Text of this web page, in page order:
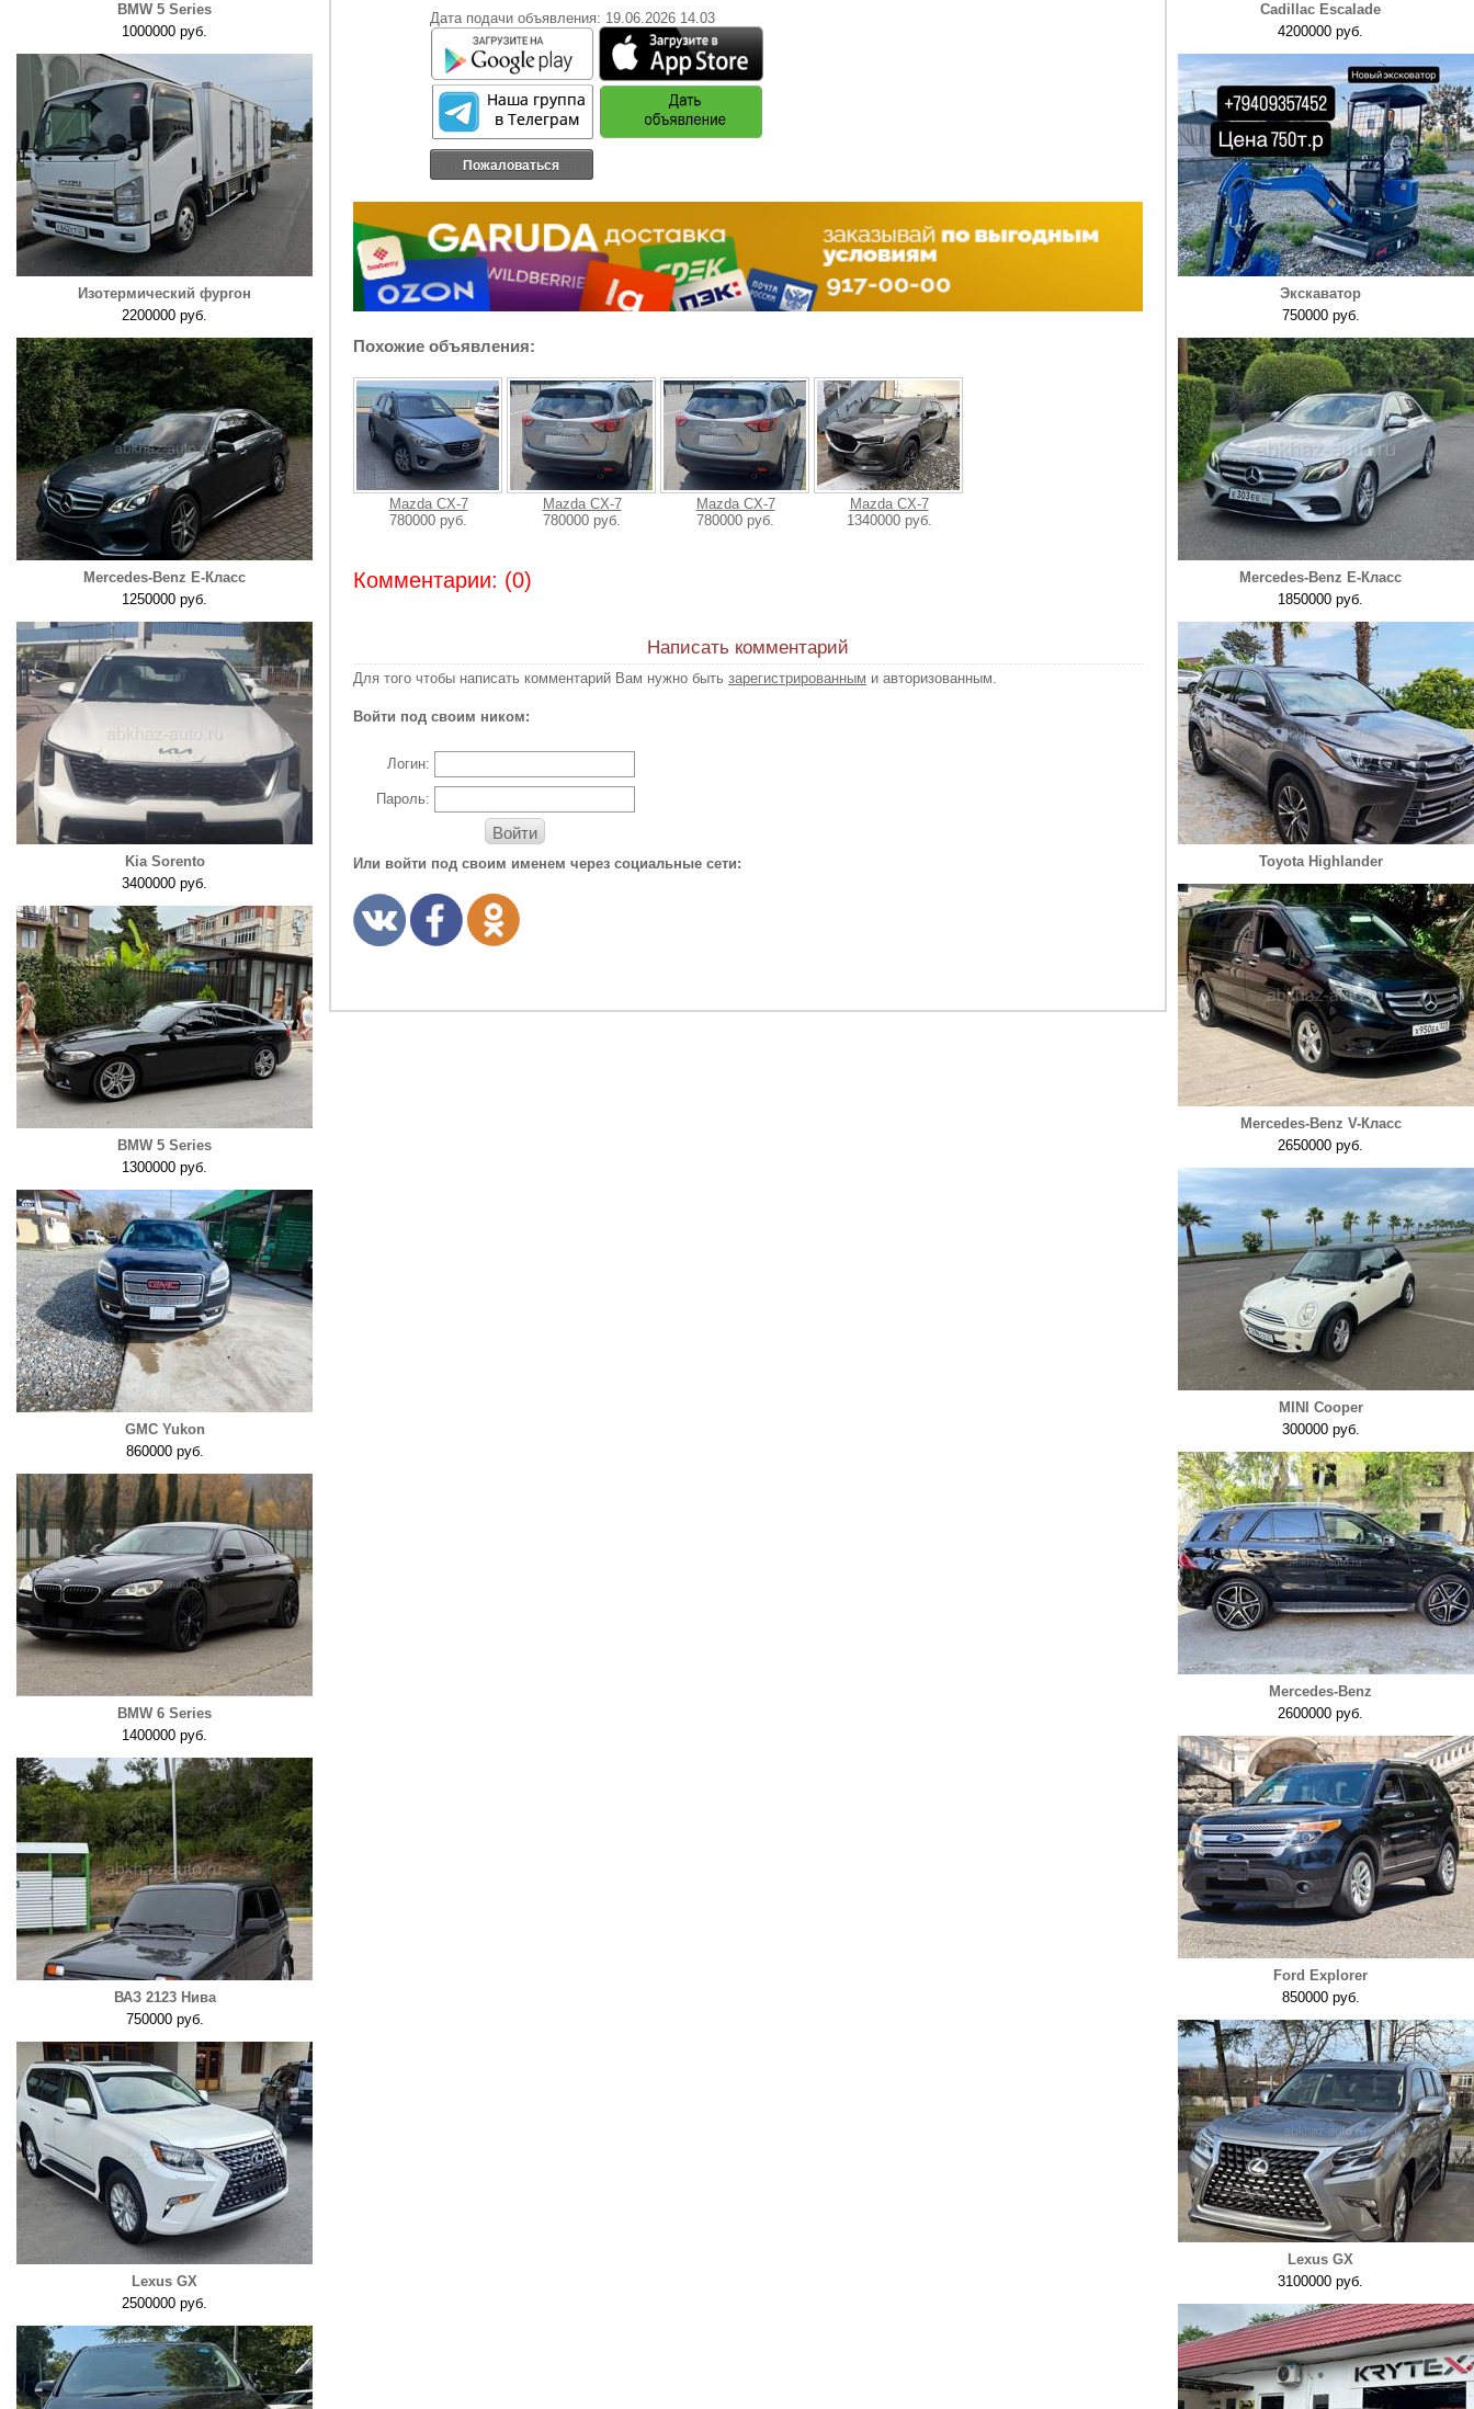
BMW 5 Series
1000000 руб.
Изотермический фургон
2200000 руб.
Mercedes-Benz E-Класс
1250000 руб.
Kia Sorento
3400000 руб.
BMW 5 Series
1300000 руб.
GMC Yukon
860000 руб.
BMW 6 Series
1400000 руб.
ВАЗ 2123 Нива
750000 руб.
Lexus GX
2500000 руб.
Дата подачи объявления: 19.06.2026 14.03
Пожаловаться
Похожие объявления:
Mazda CX-7
780000 руб.
Mazda CX-7
780000 руб.
Mazda CX-7
780000 руб.
Mazda CX-7
1340000 руб.
Комментарии: (0)
Написать комментарий
Для того чтобы написать комментарий Вам нужно быть зарегистрированным и авторизованным.
Войти под своим ником:
Логин:
Пароль:
Войти
Или войти под своим именем через социальные сети:
Cadillac Escalade
4200000 руб.
Экскаватор
750000 руб.
Mercedes-Benz E-Класс
1850000 руб.
Toyota Highlander
Mercedes-Benz V-Класс
2650000 руб.
MINI Cooper
300000 руб.
Mercedes-Benz
2600000 руб.
Ford Explorer
850000 руб.
Lexus GX
3100000 руб.